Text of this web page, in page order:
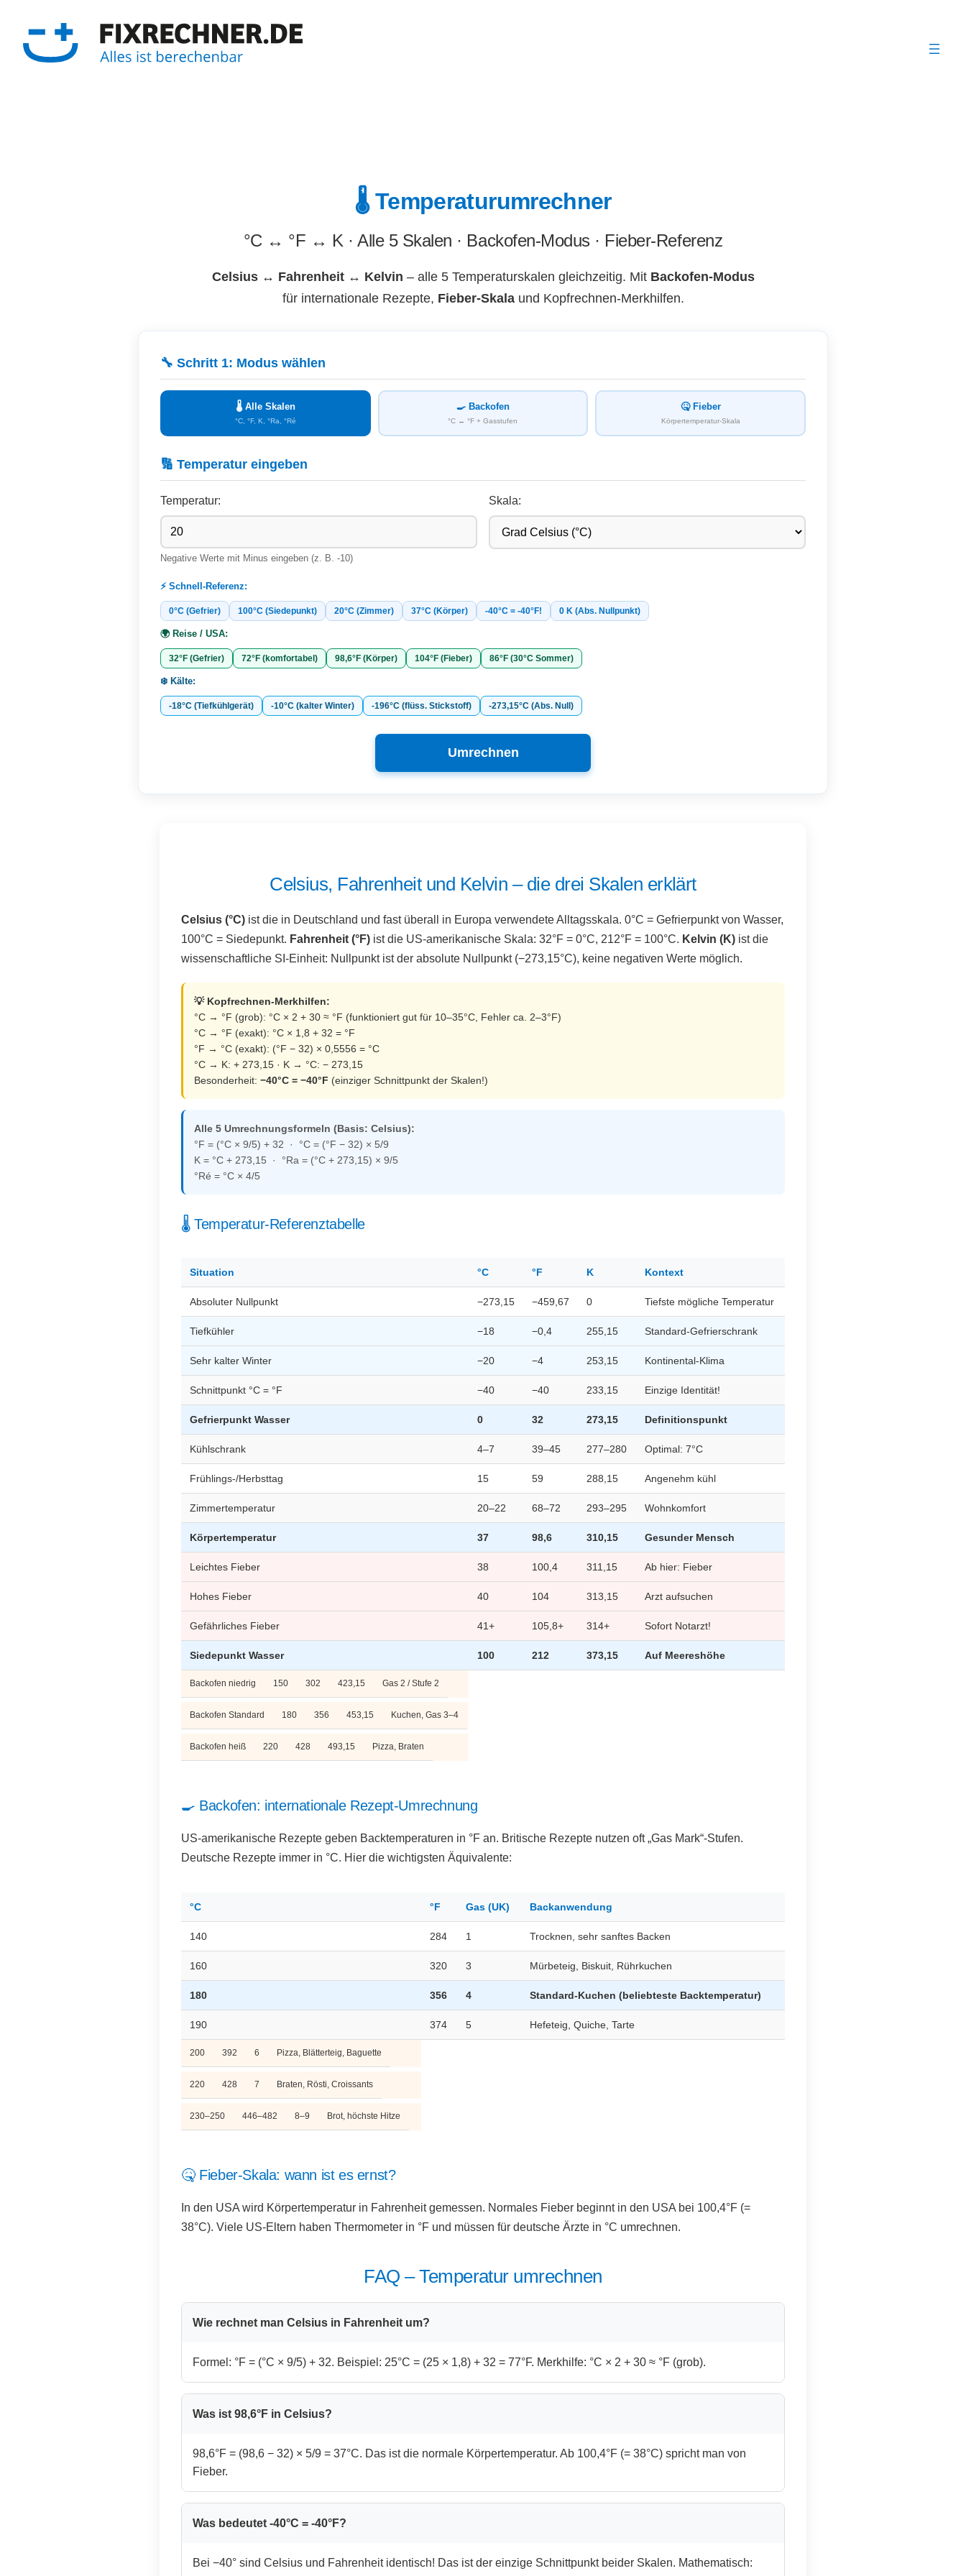
springen
🌡️ Temperaturumrechner
°C ↔ °F ↔ K · Alle 5 Skalen · Backofen-Modus · Fieber-Referenz
Celsius ↔ Fahrenheit ↔ Kelvin – alle 5 Temperaturskalen gleichzeitig. Mit Backofen-Modus
für internationale Rezepte, Fieber-Skalaund Kopfrechnen-Merkhilfen.
🔧 Schritt 1: Modus wählen
🌡️ Alle Skalen
°C, °F, K, °Ra, °Ré
🍳 Backofen
°C ↔ °F + Gasstufen
🤒 Fieber
Körpertemperatur-Skala
🔢 Temperatur eingeben
Temperatur:
Negative Werte mit Minus eingeben (z. B. -10)
Skala:
⚡ Schnell-Referenz:
0°C (Gefrier) 100°C (Siedepunkt) 20°C (Zimmer) 37°C (Körper) -40°C = -40°F! 0 K (Abs. Nullpunkt)
🌍 Reise / USA:
32°F (Gefrier) 72°F (komfortabel) 98,6°F (Körper) 104°F (Fieber) 86°F (30°C Sommer)
❄️ Kälte:
-18°C (Tiefkühlgerät) -10°C (kalter Winter) -196°C (flüss. Stickstoff) -273,15°C (Abs. Null)
Umrechnen
Celsius, Fahrenheit und Kelvin – die drei Skalen erklärt
Celsius (°C) ist die in Deutschland und fast überall in Europa verwendete Alltagsskala. 0°C = Gefrierpunkt von Wasser,
100°C = Siedepunkt. Fahrenheit (°F) ist die US-amerikanische Skala: 32°F = 0°C, 212°F = 100°C. Kelvin (K) ist die
wissenschaftliche SI-Einheit: Nullpunkt ist der absolute Nullpunkt (−273,15°C), keine negativen Werte möglich.
💡 Kopfrechnen-Merkhilfen:
°C → °F (grob): °C × 2 + 30 ≈ °F (funktioniert gut für 10–35°C, Fehler ca. 2–3°F)
°C → °F (exakt): °C × 1,8 + 32 = °F
°F → °C (exakt): (°F − 32) × 0,5556 = °C
°C → K: + 273,15 · K → °C: − 273,15
Besonderheit: −40°C = −40°F (einziger Schnittpunkt der Skalen!)
Alle 5 Umrechnungsformeln (Basis: Celsius):
°F = (°C × 9/5) + 32 · °C = (°F − 32) × 5/9
K = °C + 273,15 · °Ra = (°C + 273,15) × 9/5
°Ré = °C × 4/5
🌡️ Temperatur-Referenztabelle
Situation °C °F K Kontext
Absoluter Nullpunkt −273,15 −459,67 0 Tiefste mögliche Temperatur
Tiefkühler −18 −0,4 255,15 Standard-Gefrierschrank
Sehr kalter Winter −20 −4 253,15 Kontinental-Klima
Schnittpunkt °C = °F −40 −40 233,15 Einzige Identität!
Gefrierpunkt Wasser 0 32 273,15 Definitionspunkt
Kühlschrank 4–7 39–45 277–280 Optimal: 7°C
Frühlings-/Herbsttag 15 59 288,15 Angenehm kühl
Zimmertemperatur 20–22 68–72 293–295 Wohnkomfort
Körpertemperatur 37 98,6 310,15 Gesunder Mensch
Leichtes Fieber 38 100,4 311,15 Ab hier: Fieber
Hohes Fieber 40 104 313,15 Arzt aufsuchen
Gefährliches Fieber 41+ 105,8+ 314+ Sofort Notarzt!
Siedepunkt Wasser 100 212 373,15 Auf Meereshöhe
Backofen niedrig 150 302 423,15 Gas 2 / Stufe 2
Backofen Standard 180 356 453,15 Kuchen, Gas 3–4
Backofen heiß 220 428 493,15 Pizza, Braten
🍳 Backofen: internationale Rezept-Umrechnung
US-amerikanische Rezepte geben Backtemperaturen in °F an. Britische Rezepte nutzen oft „Gas Mark“-Stufen.
Deutsche Rezepte immer in °C. Hier die wichtigsten Äquivalente:
°C °F Gas (UK) Backan­wendung
140 284 1 Trocknen, sehr sanftes Backen
160 320 3 Mürbeteig, Biskuit, Rührkuchen
180 356 4 Standard-Kuchen (beliebteste Backtemperatur)
190 374 5 Hefeteig, Quiche, Tarte
200 392 6 Pizza, Blätterteig, Baguette
220 428 7 Braten, Rösti, Croissants
230–250 446–482 8–9 Brot, höchste Hitze
🤒 Fieber-Skala: wann ist es ernst?
In den USA wird Körpertemperatur in Fahrenheit gemessen. Normales Fieber beginnt in den USA bei 100,4°F (=
38°C). Viele US-Eltern haben Thermometer in °F und müssen für deutsche Ärzte in °C umrechnen.
FAQ – Temperatur umrechnen
Wie rechnet man Celsius in Fahrenheit um?
Formel: °F = (°C × 9/5) + 32. Beispiel: 25°C = (25 × 1,8) + 32 = 77°F. Merkhilfe: °C × 2 + 30 ≈ °F (grob).
Was ist 98,6°F in Celsius?
98,6°F = (98,6 − 32) × 5/9 = 37°C. Das ist die normale Körpertemperatur. Ab 100,4°F (= 38°C) spricht man von
Fieber.
Was bedeutet -40°C = -40°F?
Bei −40° sind Celsius und Fahrenheit identisch! Das ist der einzige Schnittpunkt beider Skalen. Mathematisch: